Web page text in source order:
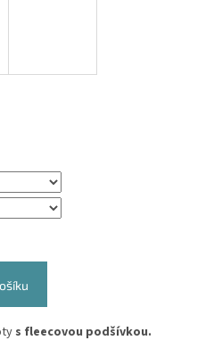
s fleecovou podšívkou.